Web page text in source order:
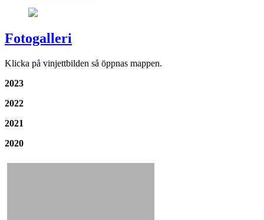
Fotogalleri
Klicka på vinjettbilden så öppnas mappen.
2023
2022
2021
2020